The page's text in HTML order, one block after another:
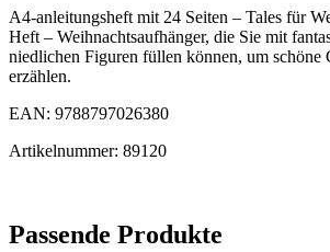
A4-anleitungsheft mit 24 Seiten – Tales für
Heft – Weihnachtsaufhänger, die Sie mit
niedlichen Figuren füllen können, um schöne
erzählen.
EAN: 9788797026380
Artikelnummer: 89120
Passende Produkte